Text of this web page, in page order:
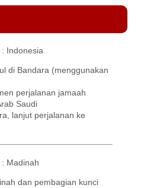
Indonesia
di Bandara (menggunakan
perjalanan jamaah
Saudi
lanjut perjalanan ke
Madinah
dan pembagian kunci